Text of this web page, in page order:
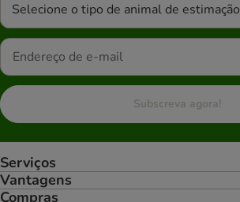
Selecione o tipo de animal de estimação
Subscreva agora!
Serviços
Vantagens
Compras